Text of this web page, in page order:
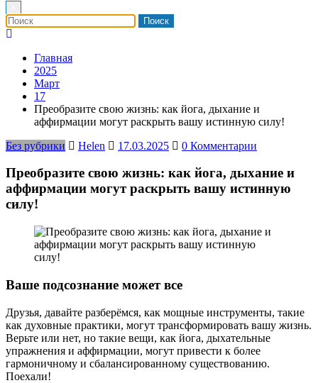
Главная
2025
Март
17
Преобразите свою жизнь: как йога, дыхание и
аффирмации могут раскрыть вашу истинную силу!
Без рубрики
Helen 17.03.2025 0 Комментарии
Преобразите свою жизнь: как йога, дыхание и
аффирмации могут раскрыть вашу истинную
силу!
Ваше подсознание может все
Друзья, давайте разберёмся, как мощные инструменты, такие
как духовные практики, могут трансформировать вашу жизнь.
Верьте или нет, но такие вещи, как йога, дыхательные
упражнения и аффирмации, могут привести к более
гармоничному и сбалансированному существованию.
Поехали!